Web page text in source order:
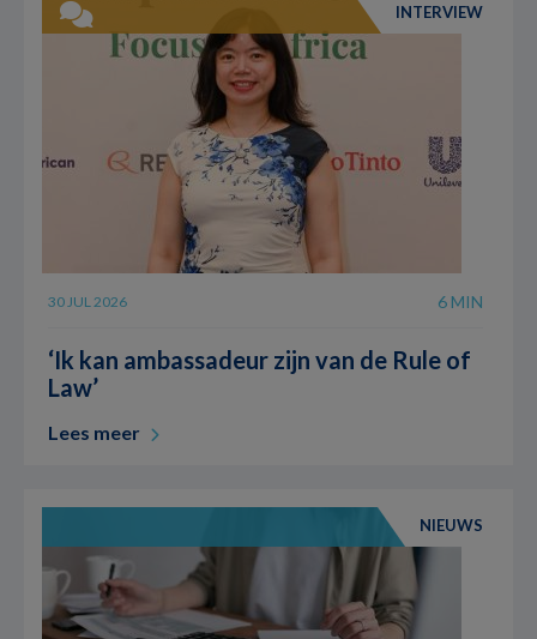
INTERVIEW
30 JUL 2026 6 MIN
‘Ik kan ambassadeur zijn van de Rule of
Law’
Lees meer
NIEUWS